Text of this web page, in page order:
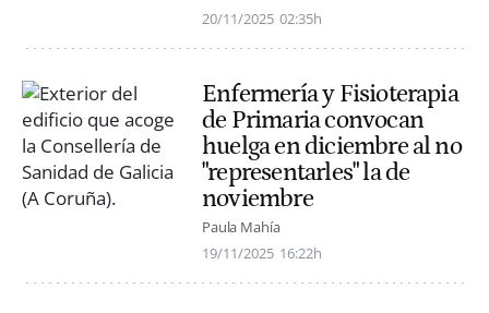
20/11/2025 02:35h
Enfermería y Fisioterapia
de Primaria convocan
huelga en diciembre al no
"representarles" la de
noviembre
Paula Mahía
19/11/2025 16:22h